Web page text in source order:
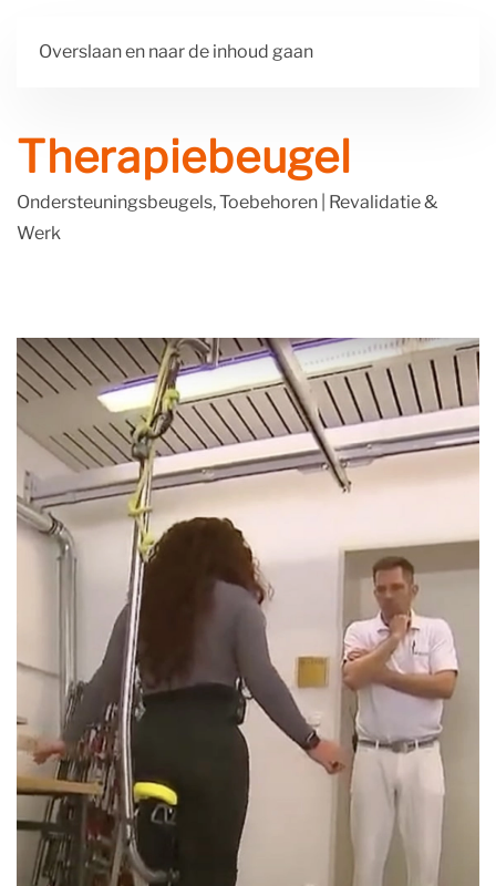
Overslaan en naar de inhoud gaan
Therapiebeugel
Ondersteuningsbeugels, Toebehoren Revalidatie &
Werk